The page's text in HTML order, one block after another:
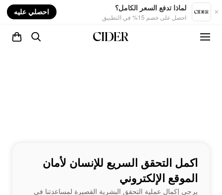
لماذا تدفع السعر الكامل؟
احصل على خصم 15% في التطبيق
احصلي عليه
اكمل التحقق السريع للإنسان لأمان
الموقع الإلكتروني
يرجى إكمال عملية التحقق البشرية القصيرة لمساعدتنا في